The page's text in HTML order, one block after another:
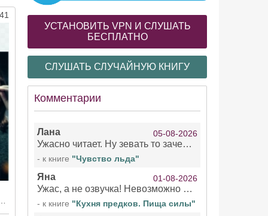
41
УСТАНОВИТЬ VPN И СЛУШАТЬ
БЕСПЛАТНО
СЛУШАТЬ СЛУЧАЙНУЮ КНИГУ
Комментарии
Лана 05-08-2026
Ужасно читает. Ну зевать то зачем. Уже не говорю, что ударения ставит, как хочет.
- к книге "Чувство льда"
Яна 01-08-2026
Ужас, а не озвучка! Невозможно вникать в смысл текста из за кривляний чтеца
- к книге "Кухня предков. Пища силы"